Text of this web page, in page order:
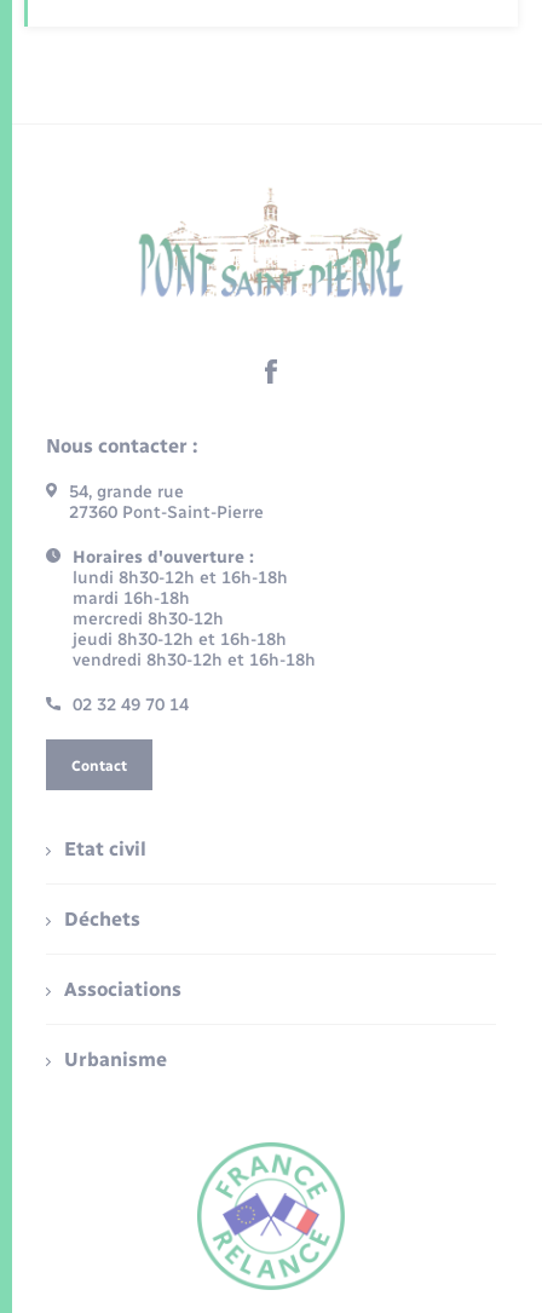
Nous contacter :
54, grande rue
27360 Pont-Saint-Pierre
Horaires d'ouverture :
lundi 8h30-12h et 16h-18h
mardi 16h-18h
mercredi 8h30-12h
jeudi 8h30-12h et 16h-18h
vendredi 8h30-12h et 16h-18h
02 32 49 70 14
Contact
Etat civil
Déchets
Associations
Urbanisme